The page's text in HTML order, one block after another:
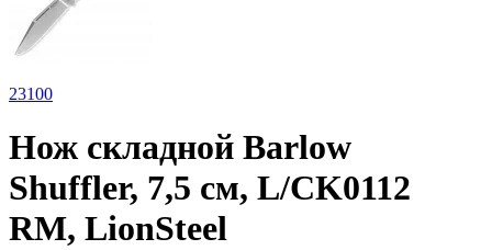
23100
Нож складной Barlow
Shuffler, 7,5 см, L/CK0112
RM, LionSteel